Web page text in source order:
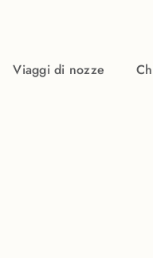
Viaggi di nozze